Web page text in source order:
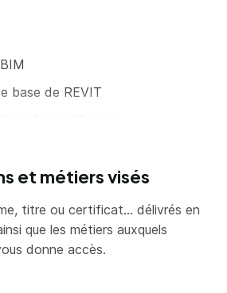
élévations, perspectives)
base de REVIT
simple : outils 3D
simple
DXF / DWG
et métiers visés
titre ou certificat... délivrés en
que les métiers auxquels
donne accès.